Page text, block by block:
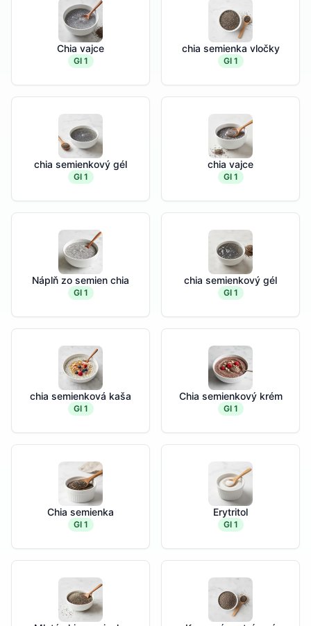
Chia vajce
GI 1
chia semienka vločky
GI 1
chia semienkový gél
GI 1
chia vajce
GI 1
Náplň zo semien chia
GI 1
chia semienkový gél
GI 1
chia semienková kaša
GI 1
Chia semienkový krém
GI 1
Chia semienka
GI 1
Erytritol
GI 1